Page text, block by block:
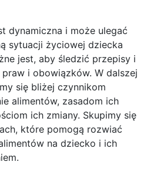
dynamiczna i może ulegać
sytuacji życiowej dziecka
jest, aby śledzić przepisy i
i obowiązków. W dalszej
się bliżej czynnikom
alimentów, zasadom ich
ich zmiany. Skupimy się
które pomogą rozwiać
na dziecko i ich